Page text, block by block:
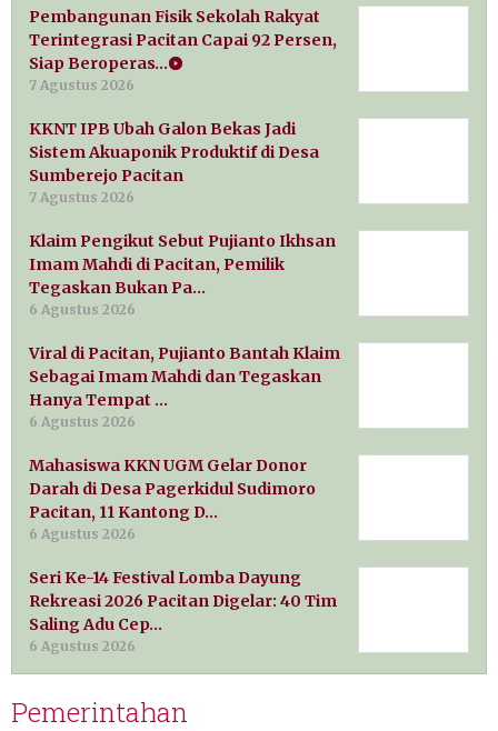
Pembangunan Fisik Sekolah Rakyat
Terintegrasi Pacitan Capai 92 Persen,
Siap Beroperas…
7 Agustus 2026
KKNT IPB Ubah Galon Bekas Jadi
Sistem Akuaponik Produktif di Desa
Sumberejo Pacitan
7 Agustus 2026
Klaim Pengikut Sebut Pujianto Ikhsan
Imam Mahdi di Pacitan, Pemilik
Tegaskan Bukan Pa…
6 Agustus 2026
Viral di Pacitan, Pujianto Bantah Klaim
Sebagai Imam Mahdi dan Tegaskan
Hanya Tempat …
6 Agustus 2026
Mahasiswa KKN UGM Gelar Donor
Darah di Desa Pagerkidul Sudimoro
Pacitan, 11 Kantong D…
6 Agustus 2026
Seri Ke-14 Festival Lomba Dayung
Rekreasi 2026 Pacitan Digelar: 40 Tim
Saling Adu Cep…
6 Agustus 2026
Pemerintahan